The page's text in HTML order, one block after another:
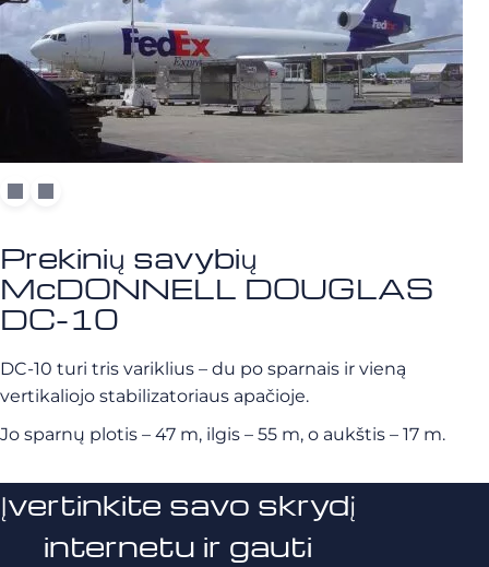
Prekinių savybių
McDONNELL DOUGLAS
DC-10
DC-10 turi tris variklius – du po sparnais ir vieną
vertikaliojo stabilizatoriaus apačioje.
Jo sparnų plotis – 47 m, ilgis – 55 m, o aukštis – 17 m.
Įvertinkite savo skrydį
internetu ir gauti